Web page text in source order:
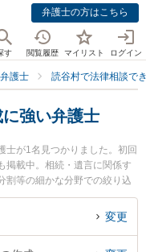
弁護士の方はこちら
す 閲覧履歴 マイリスト ログイン
護士 読谷村で法律相談で
強い弁護士
士が1名見つかりました。初回
掲載中。相続・遺言に関係す
割等の細かな分野での絞り込
ィア 読谷オフィスの上原 佑人
どが注目されています。『読
変更